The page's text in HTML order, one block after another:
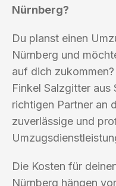
Nürnberg?
Du planst einen
Nürnberg und
auf dich
Finkel Salzgitter aus
richtigen Partner an
zuverlässige und
Die Kosten für
Nürnberg hängen